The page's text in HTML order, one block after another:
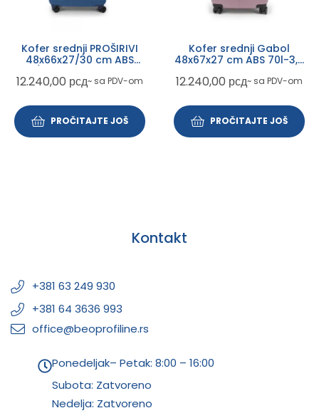
Kofer srednji PROŠIRIVI
48x66x27/30 cm ABS
XP Gabol plava
12.240,00 рсд~ sa PDV-om
PROČITAJTE JOŠ
Kofer srednji Gabol
48x67x27 cm ABS 70l-3,7
12.240,00 рсд~ sa PDV-om
PROČITAJTE JOŠ
Kontakt
+381 63 249 930
+381 64 3636 993
office@beoprofiline.rs
Ponedeljak– Petak: 8:00 – 16:00
Subota: Zatvoreno
Nedelja: Zatvoreno